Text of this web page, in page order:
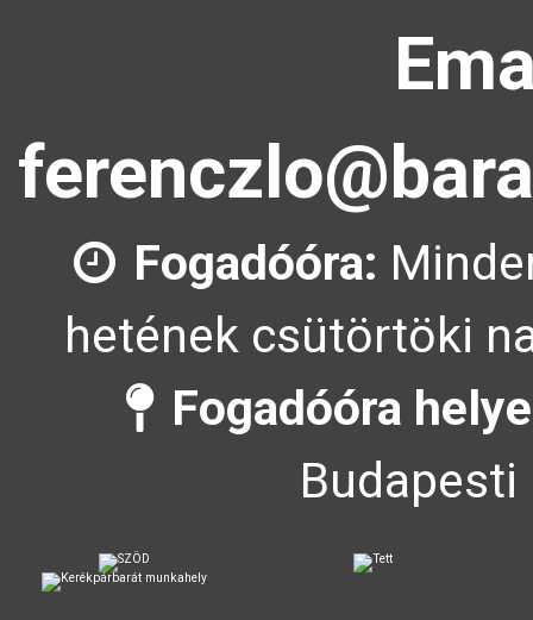
Fogadóóra:
hetének csütörtöki
Fogadóóra